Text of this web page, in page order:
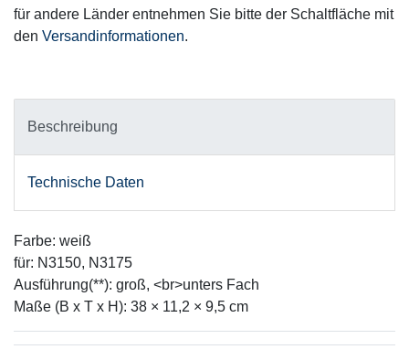
für andere Länder entnehmen Sie bitte der Schaltfläche mit
den Versandinformationen.
Beschreibung
Technische Daten
Farbe: weiß
für: N3150, N3175
Ausführung(**): groß, <br>unters Fach
Maße (B x T x H): 38 × 11,2 × 9,5 cm